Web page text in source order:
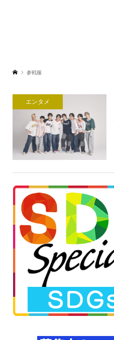
参戦服
エンタメ